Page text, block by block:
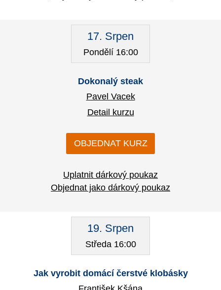
17. Srpen
Pondělí 16:00
Dokonalý steak
Pavel Vacek
Detail kurzu
OBJEDNAT KURZ
Uplatnit dárkový poukaz
Objednat jako dárkový poukaz
19. Srpen
Středa 16:00
Jak vyrobit domácí čerstvé klobásky